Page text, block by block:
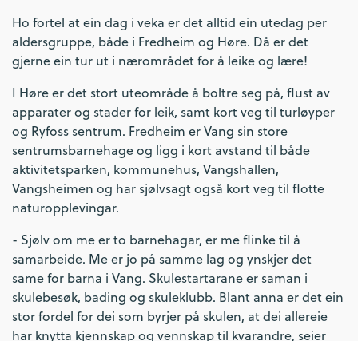
Ho fortel at ein dag i veka er det alltid ein utedag per
aldersgruppe, både i Fredheim og Høre. Då er det
gjerne ein tur ut i nærområdet for å leike og lære!
I Høre er det stort uteområde å boltre seg på, flust av
apparater og stader for leik, samt kort veg til turløyper
og Ryfoss sentrum. Fredheim er Vang sin store
sentrumsbarnehage og ligg i kort avstand til både
aktivitetsparken, kommunehus, Vangshallen,
Vangsheimen og har sjølvsagt også kort veg til flotte
naturopplevingar.
- Sjølv om me er to barnehagar, er me flinke til å
samarbeide. Me er jo på samme lag og ynskjer det
same for barna i Vang. Skulestartarane er saman i
skulebesøk, bading og skuleklubb. Blant anna er det ein
stor fordel for dei som byrjer på skulen, at dei allereie
har knytta kjennskap og vennskap til kvarandre, seier